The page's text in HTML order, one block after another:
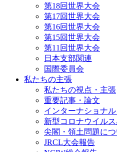
第18回世界大会
第17回世界大会
第16回世界大会
第15回世界大会
第11回世界大会
日本支部関連
国際委員会
私たちの主張
私たちの視点・主張
重要記事・論文
インターナショナ
新型コロナウイル
尖閣・領土問題につ
JRCL大会報告